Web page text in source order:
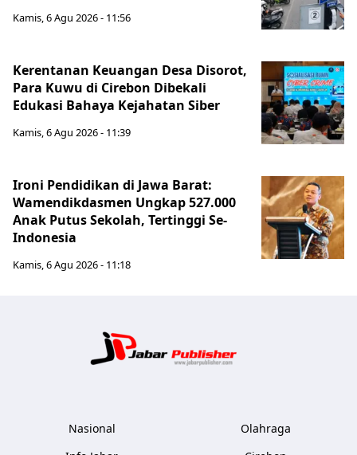
Kamis, 6 Agu 2026 - 11:56
Kerentanan Keuangan Desa Disorot,
Para Kuwu di Cirebon Dibekali
Edukasi Bahaya Kejahatan Siber
Kamis, 6 Agu 2026 - 11:39
Ironi Pendidikan di Jawa Barat:
Wamendikdasmen Ungkap 527.000
Anak Putus Sekolah, Tertinggi Se-
Indonesia
Kamis, 6 Agu 2026 - 11:18
Nasional
Olahraga